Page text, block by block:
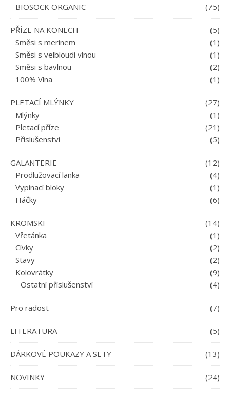
BIOSOCK ORGANIC
(75)
PŘÍZE NA KONECH
(5)
Směsi s merinem
(1)
Směsi s velbloudí vlnou
(1)
Směsi s bavlnou
(2)
100% Vlna
(1)
PLETACÍ MLÝNKY
(27)
Mlýnky
(1)
Pletací příze
(21)
Příslušenství
(5)
GALANTERIE
(12)
Prodlužovací lanka
(4)
Vypínací bloky
(1)
Háčky
(6)
KROMSKI
(14)
Vřetánka
(1)
Cívky
(2)
Stavy
(2)
Kolovrátky
(9)
Ostatní příslušenství
(4)
Pro radost (7)
LITERATURA (5)
DÁRKOVÉ POUKAZY A SETY (13)
NOVINKY (24)